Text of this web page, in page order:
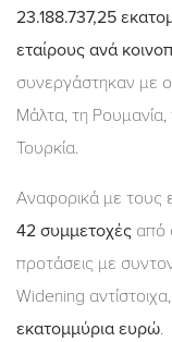
23.188.737,25
εταίρους ανά
συνεργάστηκαν με
Μάλτα, τη
Τουρκία.
Αναφορικά με τους
42 συμμετοχές από
προτάσεις με
Widening
εκατομμύρια ευρώ.